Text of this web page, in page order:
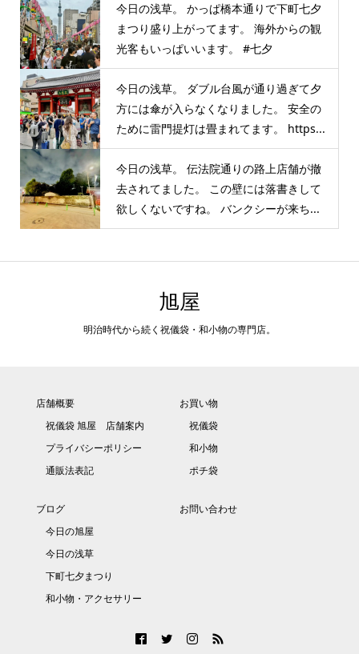
今日の浅草。 かっぱ橋本通りで下町七夕
まつり盛り上がってます。 海外からの観
光客もいっぱいいます。 #七夕
今日の浅草。 ダブル台風が通り過ぎて夕
方には傘が入らなくなりました。 安全の
ために雷門提灯は畳まれてます。 https...
今日の浅草。 伝法院通りの路上店舗が撤
去されてました。 この壁には落書きして
欲しくないですね。 バンクシーが来ち...
旭屋
明治時代から続く祝儀袋・和小物の専門店。
店舗概要
祝儀袋 旭屋 店舗案内
プライバシーポリシー
通販法表記
お買い物
祝儀袋
和小物
ポチ袋
ブログ
今日の旭屋
今日の浅草
下町七夕まつり
和小物・アクセサリー
お問い合わせ